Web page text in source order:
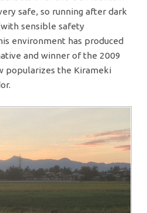
safe, so running after dark
sensible safety
environment has produced
and winner of the 2009
popularizes the Kirameki